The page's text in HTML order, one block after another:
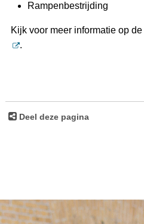
Rampenbestrijding
Kijk voor meer informatie op de
.
Deel deze pagina